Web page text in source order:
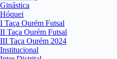
Ginástica
Hóquei
I Taça Ourém Futsal
II Taça Ourém Futsal
III Taça Ourém 2024
Institucional